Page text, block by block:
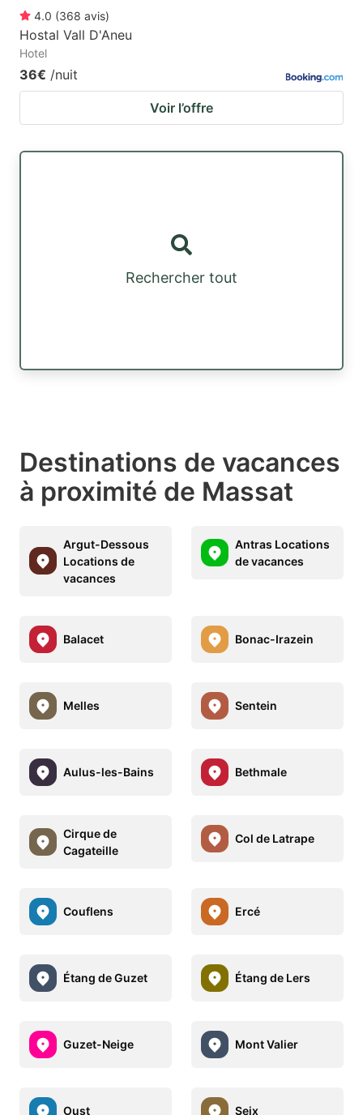
4.0 (368 avis)
Hostal Vall D'Aneu
Hotel
36€ /nuit
Voir l’offre
Rechercher tout
Destinations de vacances
à proximité de Massat
Argut-Dessous
Locations de
vacances
Antras Locations
de vacances
Balacet Bonac-Irazein
Melles Sentein
Aulus-les-Bains Bethmale
Cirque de
Cagateille
Col de Latrape
Couflens Ercé
Étang de Guzet Étang de Lers
Guzet-Neige Mont Valier
Oust Seix